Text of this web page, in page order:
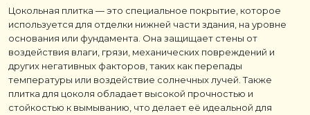
Цокольная плитка — это специальное покрытие, которое
используется для отделки нижней части здания, на уровне
основания или фундамента. Она защищает стены от
воздействия влаги, грязи, механических повреждений и
других негативных факторов, таких как перепады
температуры или воздействие солнечных лучей. Также
плитка для цоколя обладает высокой прочностью и
стойкостью к вымыванию, что делает её идеальной для